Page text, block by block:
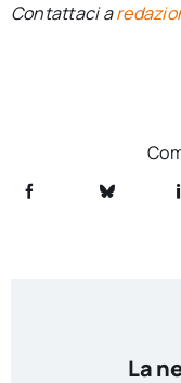
Contattaci a
La